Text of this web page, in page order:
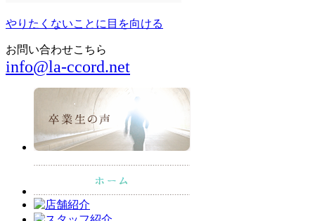
やりたくないことに目を向ける
お問い合わせこちら
info@la-ccord.net